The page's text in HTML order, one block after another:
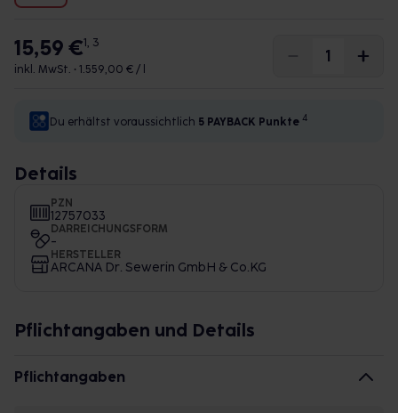
15,59 €1, 3
inkl. MwSt. • 1.559,00 € / l
Du erhältst voraussichtlich 5 PAYBACK Punkte 4
Details
PZN
12757033
DARREICHUNGSFORM
-
HERSTELLER
ARCANA Dr. Sewerin GmbH & Co.KG
Pflichtangaben und Details
Pflichtangaben